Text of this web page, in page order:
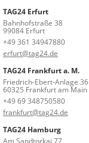
TAG24 Erfurt
Bahnhofstraße 38
99084 Erfurt
+49 361 34947880
erfurt@tag24.de
TAG24 Frankfurt a. M.
Friedrich-Ebert-Anlage 36
60325 Frankfurt am Main
+49 69 348750580
frankfurt@tag24.de
TAG24 Hamburg
Am Sandtorkai 77